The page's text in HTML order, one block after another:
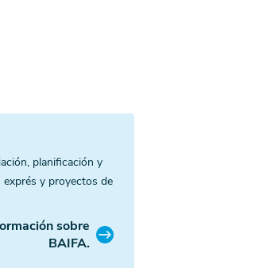
planificación y
exprés y proyectos de
sobre
BAIFA.